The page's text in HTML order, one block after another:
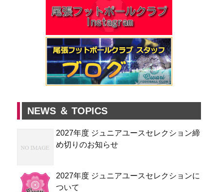
NEWS ＆ TOPICS
2027年度 ジュニアユースセレクション締
め切りのお知らせ
2027年度 ジュニアユースセレクションに
ついて